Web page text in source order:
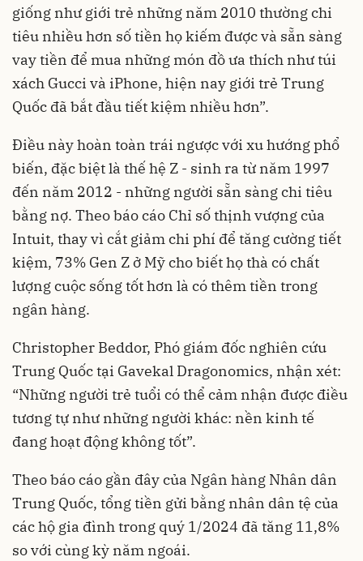
giống như giới trẻ những năm 2010 thường chi
tiêu nhiều hơn số tiền họ kiếm được và sẵn sàng
vay tiền để mua những món đồ ưa thích như túi
xách Gucci và iPhone, hiện nay giới trẻ Trung
Quốc đã bắt đầu tiết kiệm nhiều hơn”.
Điều này hoàn toàn trái ngược với xu hướng phổ
biến, đặc biệt là thế hệ Z - sinh ra từ năm 1997
đến năm 2012 - những người sẵn sàng chi tiêu
bằng nợ. Theo báo cáo Chỉ số thịnh vượng của
Intuit, thay vì cắt giảm chi phí để tăng cường tiết
kiệm, 73% Gen Z ở Mỹ cho biết họ thà có chất
lượng cuộc sống tốt hơn là có thêm tiền trong
ngân hàng.
Christopher Beddor, Phó giám đốc nghiên cứu
Trung Quốc tại Gavekal Dragonomics, nhận xét:
“Những người trẻ tuổi có thể cảm nhận được điều
tương tự như những người khác: nền kinh tế
đang hoạt động không tốt”.
Theo báo cáo gần đây của Ngân hàng Nhân dân
Trung Quốc, tổng tiền gửi bằng nhân dân tệ của
các hộ gia đình trong quý 1/2024 đã tăng 11,8%
so với cùng kỳ năm ngoái.